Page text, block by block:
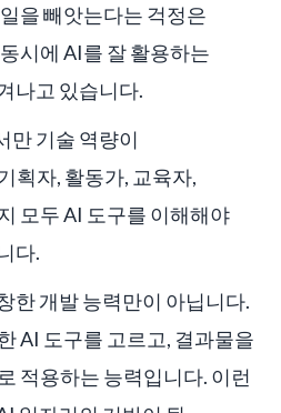
을 빼앗는다는 걱정은
시에 AI를 잘 활용하는
나고 있습니다.
만 기술 역량이
획자, 활동가, 교육자,
모두 AI 도구를 이해해야
다.
한 개발 능력만이 아닙니다.
AI 도구를 고르고, 결과물을
적용하는 능력입니다. 이런